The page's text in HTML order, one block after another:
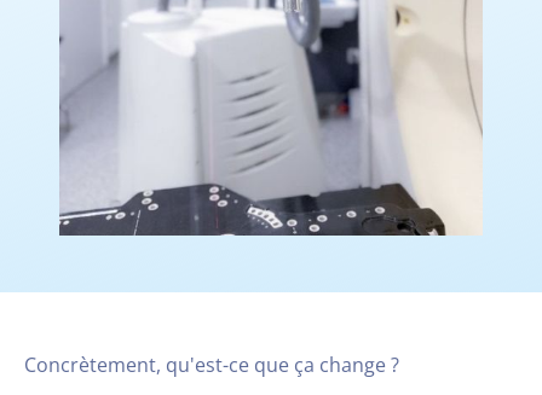
Concrètement, qu'est-ce que ça change ?